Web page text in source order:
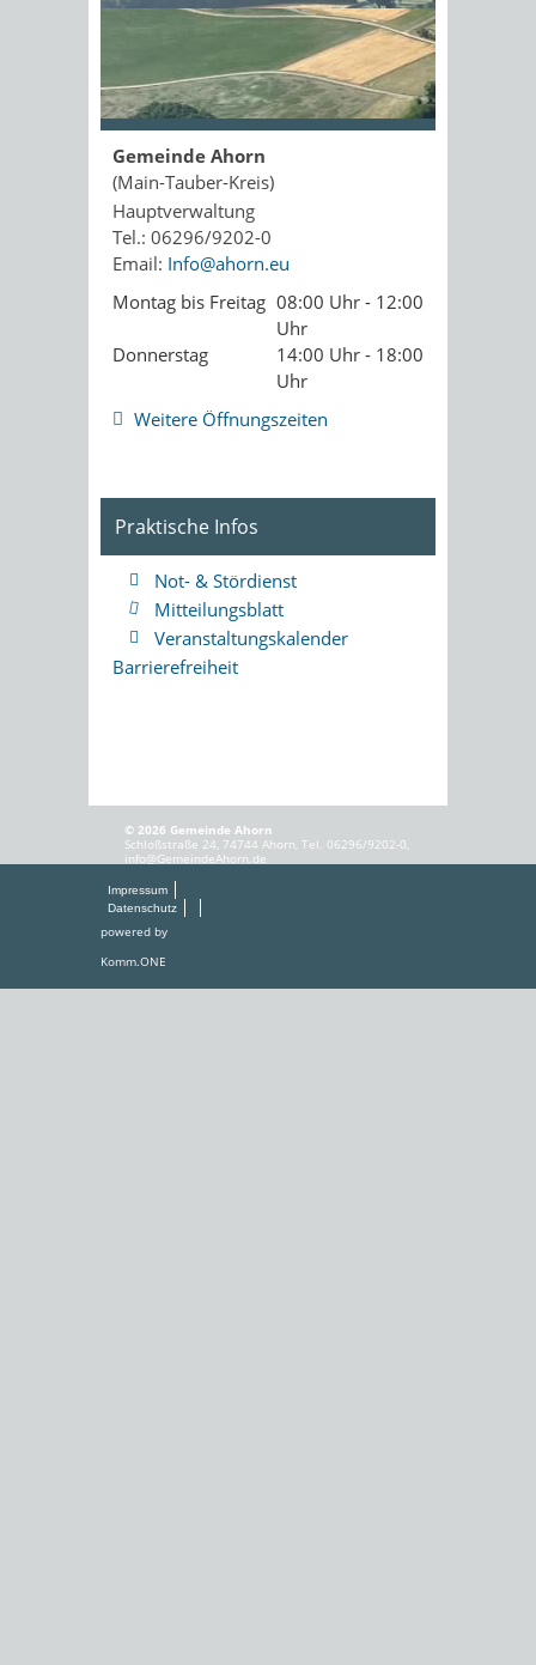
Seite drucken
PDF drucken
Öffnungszeiten
Gemeinde Ahorn
(Main-Tauber-Kreis)
Hauptverwaltung
Tel.: 06296/9202-0
Email: Info@ahorn.eu
Montag bis Freitag 08:00 Uhr - 12:00
Uhr
Donnerstag
14:00 Uhr - 18:00
Uhr
Weitere Öffnungszeiten
Praktische Infos
Not- & Stördienst
Mitteilungsblatt
Veranstaltungskalender
Barrierefreiheit
© 2026 Gemeinde Ahorn
Schloßstraße 24, 74744 Ahorn, Tel. 06296/9202-0,
info@GemeindeAhorn.de
Impressum
Datenschutz
powered by
Komm.ONE